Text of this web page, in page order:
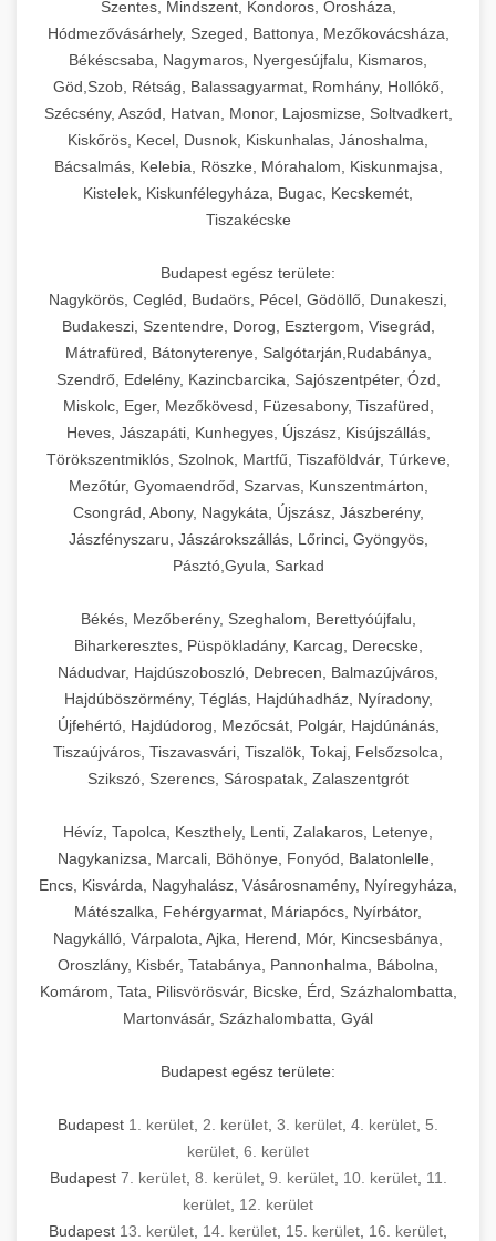
Szentes, Mindszent, Kondoros, Orosháza,
Hódmezővásárhely, Szeged, Battonya, Mezőkovácsháza,
Békéscsaba, Nagymaros, Nyergesújfalu, Kismaros,
Göd,Szob, Rétság, Balassagyarmat, Romhány, Hollókő,
Szécsény, Aszód, Hatvan, Monor, Lajosmizse, Soltvadkert,
Kiskőrös, Kecel, Dusnok, Kiskunhalas, Jánoshalma,
Bácsalmás, Kelebia, Röszke, Mórahalom, Kiskunmajsa,
Kistelek, Kiskunfélegyháza, Bugac, Kecskemét,
Tiszakécske
Budapest egész területe:
Nagykörös, Cegléd, Budaörs, Pécel, Gödöllő, Dunakeszi,
Budakeszi, Szentendre, Dorog, Esztergom, Visegrád,
Mátrafüred, Bátonyterenye, Salgótarján,Rudabánya,
Szendrő, Edelény, Kazincbarcika, Sajószentpéter, Ózd,
Miskolc, Eger, Mezőkövesd, Füzesabony, Tiszafüred,
Heves, Jászapáti, Kunhegyes, Újszász, Kisújszállás,
Törökszentmiklós, Szolnok, Martfű, Tiszaföldvár, Túrkeve,
Mezőtúr, Gyomaendrőd, Szarvas, Kunszentmárton,
Csongrád, Abony, Nagykáta, Újszász, Jászberény,
Jászfényszaru, Jászárokszállás, Lőrinci, Gyöngyös,
Pásztó,Gyula, Sarkad
Békés, Mezőberény, Szeghalom, Berettyóújfalu,
Biharkeresztes, Püspökladány, Karcag, Derecske,
Nádudvar, Hajdúszoboszló, Debrecen, Balmazújváros,
Hajdúböszörmény, Téglás, Hajdúhadház, Nyíradony,
Újfehértó, Hajdúdorog, Mezőcsát, Polgár, Hajdúnánás,
Tiszaújváros, Tiszavasvári, Tiszalök, Tokaj, Felsőzsolca,
Szikszó, Szerencs, Sárospatak, Zalaszentgrót
Hévíz, Tapolca, Keszthely, Lenti, Zalakaros, Letenye,
Nagykanizsa, Marcali, Böhönye, Fonyód, Balatonlelle,
Encs, Kisvárda, Nagyhalász, Vásárosnamény, Nyíregyháza,
Mátészalka, Fehérgyarmat, Máriapócs, Nyírbátor,
Nagykálló, Várpalota, Ajka, Herend, Mór, Kincsesbánya,
Oroszlány, Kisbér, Tatabánya, Pannonhalma, Bábolna,
Komárom, Tata, Pilisvörösvár, Bicske, Érd, Százhalombatta,
Martonvásár, Százhalombatta, Gyál
Budapest egész területe:
Budapest 1. kerület 2. kerület 3. kerület 4. kerület 5.
kerület 6. kerület
Budapest 7. kerület, 8. kerület, 9. kerület, 10. kerület, 11.
kerület 12. kerület
Budapest 13. kerület 14. kerület 15. kerület 16. kerület